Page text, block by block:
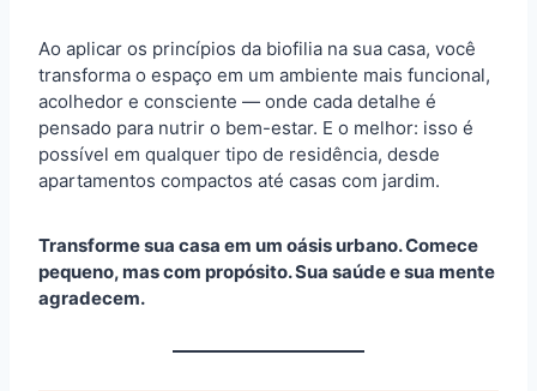
Ao aplicar os princípios da biofilia na sua casa, você
transforma o espaço em um ambiente mais funcional,
acolhedor e consciente — onde cada detalhe é
pensado para nutrir o bem-estar. E o melhor: isso é
possível em qualquer tipo de residência, desde
apartamentos compactos até casas com jardim.
Transforme sua casa em um oásis urbano. Comece
pequeno, mas com propósito. Sua saúde e sua mente
agradecem.